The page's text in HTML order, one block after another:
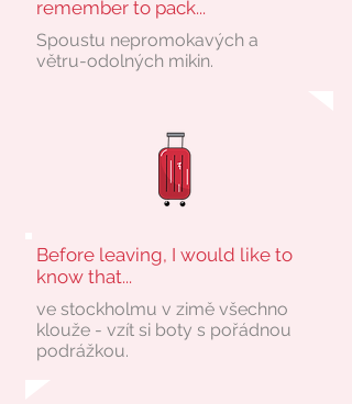
remember to pack...
Spoustu nepromokavých a
větru-odolných mikin.
Before leaving, I would like to
know that...
ve stockholmu v zimě všechno
klouže - vzít si boty s pořádnou
podrážkou.